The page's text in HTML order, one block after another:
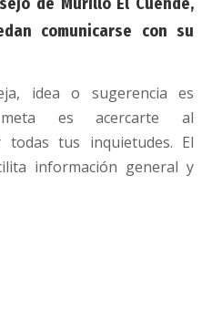
comunicarse con su
idea o sugerencia es
meta es acercarte al
todas tus inquietudes. El
información general y